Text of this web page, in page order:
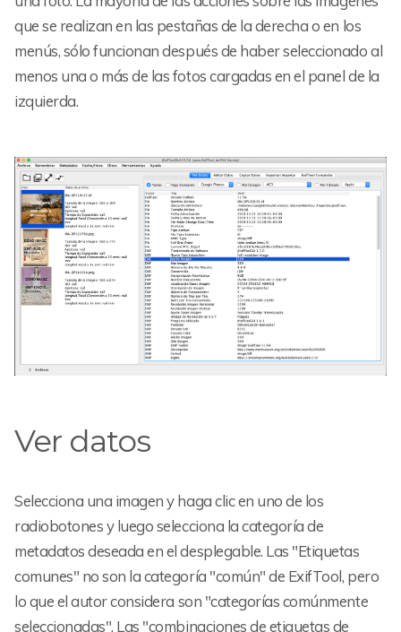
que se realizan en las pestañas de la derecha o en los
menús, sólo funcionan después de haber seleccionado al
menos una o más de las fotos cargadas en el panel de la
izquierda.
Ver datos
Selecciona una imagen y haga clic en uno de los
radiobotones y luego selecciona la categoría de
metadatos deseada en el desplegable. Las "Etiquetas
comunes" no son la categoría "común" de ExifTool, pero
lo que el autor considera son "categorías comúnmente
seleccionadas". Las "combinaciones de etiquetas de